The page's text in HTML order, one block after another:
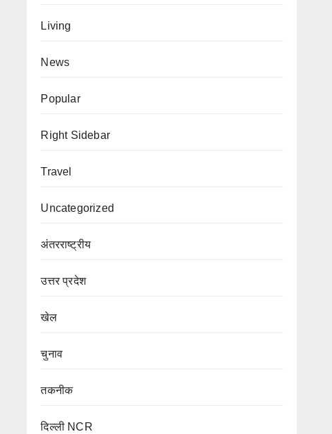
Living
News
Popular
Right Sidebar
Travel
Uncategorized
अंतरराष्ट्रीय
उत्तर प्रदेश
खेल
चुनाव
तकनीक
दिल्ली NCR